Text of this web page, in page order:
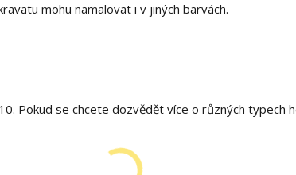
mohu namalovat i v jiných barvách.
Pokud se chcete dozvědět více o různých typech